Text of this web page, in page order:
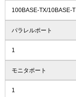
100BASE-TX/10BASE-T
パラレルポート
1
モニタポート
1